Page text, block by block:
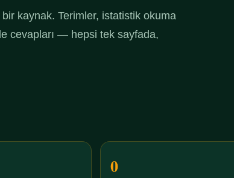
kaynak. Terimler, istatistik okuma
cevapları — hepsi tek sayfada,
0